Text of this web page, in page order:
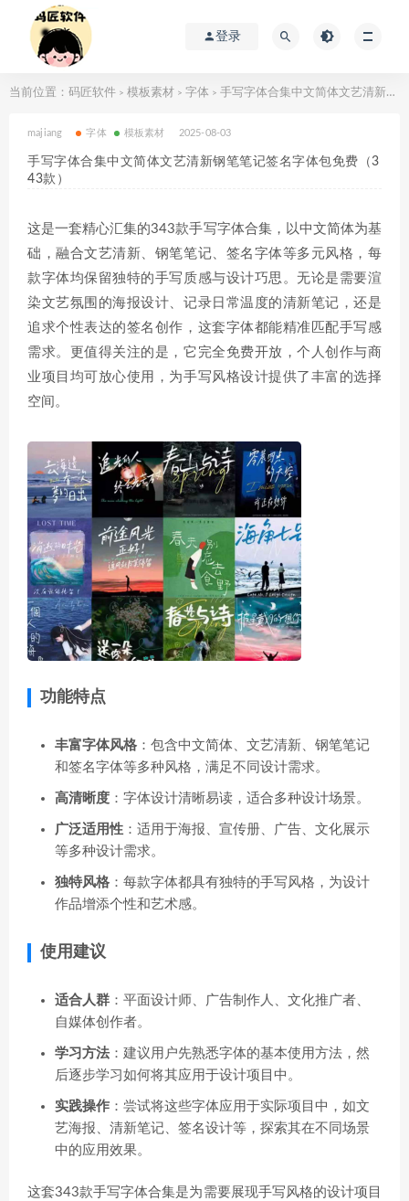
登录
当前位置： 码匠软件 > 模板素材 > 字体 > 手写字体合集中文简体文艺清新钢笔笔记签名字体包免费（343款）
majiang 字体 模板素材 2025-08-03
手写字体合集中文简体文艺清新钢笔笔记签名字体包免费（3
43款）
这是一套精心汇集的343款手写字体合集，以中文简体为基
础，融合文艺清新、钢笔笔记、签名字体等多元风格，每
款字体均保留独特的手写质感与设计巧思。无论是需要渲
染文艺氛围的海报设计、记录日常温度的清新笔记，还是
追求个性表达的签名创作，这套字体都能精准匹配手写感
需求。更值得关注的是，它完全免费开放，个人创作与商
业项目均可放心使用，为手写风格设计提供了丰富的选择
空间。
功能特点
丰富字体风格 ：包含中文简体、文艺清新、钢笔笔记
和签名字体等多种风格，满足不同设计需求。
高清晰度 ：字体设计清晰易读，适合多种设计场景。
广泛适用性 ：适用于海报、宣传册、广告、文化展示
等多种设计需求。
独特风格 ：每款字体都具有独特的手写风格，为设计
作品增添个性和艺术感。
使用建议
适合人群 ：平面设计师、广告制作人、文化推广者、
自媒体创作者。
学习方法 ：建议用户先熟悉字体的基本使用方法，然
后逐步学习如何将其应用于设计项目中。
实践操作 ：尝试将这些字体应用于实际项目中，如文
艺海报、清新笔记、签名设计等，探索其在不同场景
中的应用效果。
这套343款手写字体合集是为需要展现手写风格的设计项目